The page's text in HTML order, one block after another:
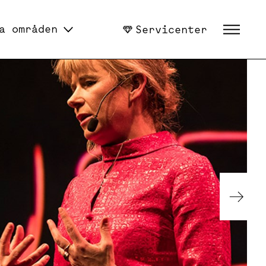
områden Servicenter